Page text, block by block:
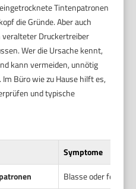
Tintenpatronen
die Gründe. Aber auch
Druckertreiber
Wer die Ursache kennt,
kann vermeiden, unnötig
Büro wie zu Hause hilft es,
und typische
Symptome
Blasse oder